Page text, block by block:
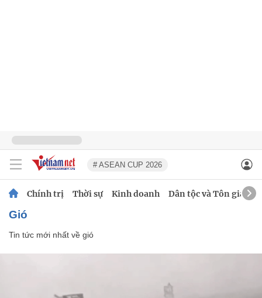
# ASEAN CUP 2026
Chính trị Thời sự Kinh doanh Dân tộc và Tôn giáo
gió
Tin tức mới nhất về gió